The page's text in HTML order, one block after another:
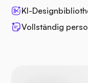
KI-
Vollständig